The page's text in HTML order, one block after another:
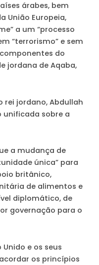
árabes, bem
União Europeia,
a um “processo
“terrorismo” e sem
do
jordana de Aqaba,
rei jordano, Abdullah
unificada sobre a
a mudança de
única” para
britânico,
de alimentos e
diplomático, de
governação para o
Unido e os seus
os princípios